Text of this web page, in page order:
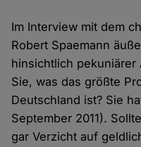
Im Interview mit dem
Robert Spaemann
hinsichtlich
Sie, was das größte
Deutschland ist? Sie
September 2011).
gar Verzicht auf